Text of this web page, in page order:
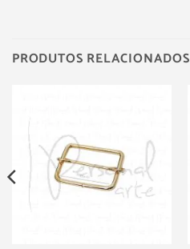
PRODUTOS RELACIONADOS